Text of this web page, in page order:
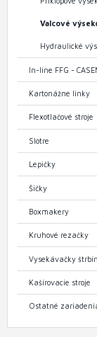
Valcové
Hydraulické
In-line FFG -
Kartonážne linky
Flexotlačové stroje
Slotre
Lepičky
Šičky
Boxmakery
Kruhové rezačky
Vysekávačky štrbín
Kašírovacie stroje
Ostatné